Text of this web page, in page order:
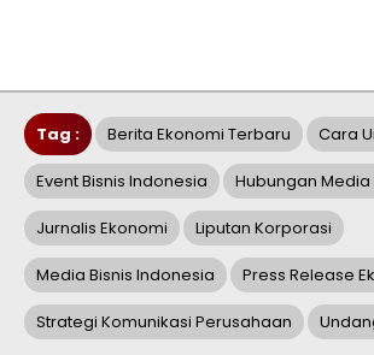
Tag : Berita Ekonomi Terbaru Cara
Event Bisnis Indonesia Hubungan
Jurnalis Ekonomi Liputan Korporasi
Media Bisnis Indonesia Press Release
Strategi Komunikasi Perusahaan